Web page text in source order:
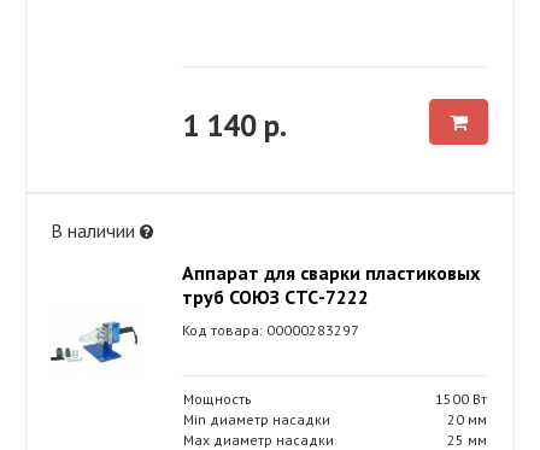
1 140 р.
В наличии
Аппарат для сварки пластиковых
труб СОЮЗ СТС-7222
Код товара: 00000283297
Мощность
1500 Вт
Min диаметр насадки
20 мм
Max диаметр насадки
25 мм